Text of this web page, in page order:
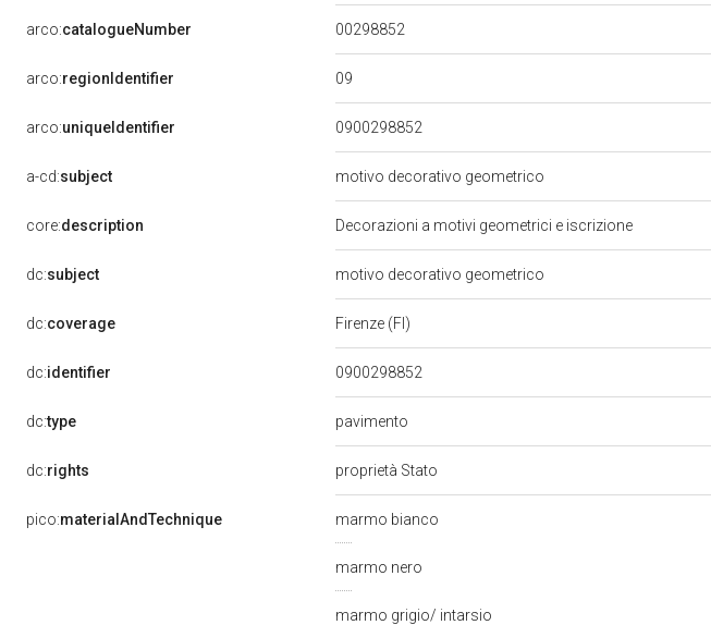
arco:catalogueNumber 00298852
arco:regionIdentifier 09
arco:uniqueIdentifier 0900298852
a-cd:subject motivo decorativo geometrico
core:description Decorazioni a motivi geometrici e iscrizione
dc:subject motivo decorativo geometrico
dc:coverage Firenze (FI)
dc:identifier 0900298852
dc:type pavimento
dc:rights proprietà Stato
pico:materialAndTechnique marmo bianco
marmo nero
marmo grigio/ intarsio